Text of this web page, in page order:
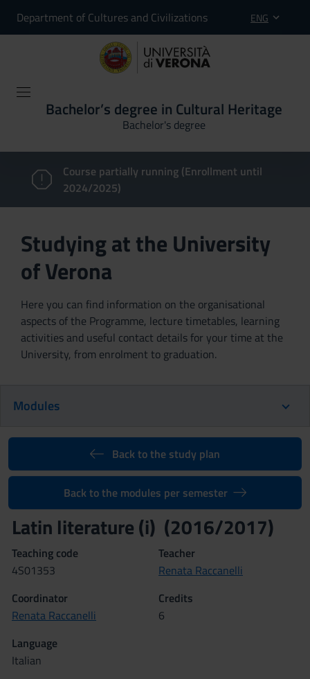
Department of Cultures and Civilizations ENG
Bachelor’s degree in Cultural Heritage
Bachelor's degree
Course partially running (Enrollment until
2024/2025)
Studying at the University
of Verona
Here you can find information on the organisational
aspects of the Programme, lecture timetables, learning
activities and useful contact details for your time at the
University, from enrolment to graduation.
Modules
Back to the study plan
Back to the modules per semester
Latin literature (i) (2016/2017)
Teaching code
4S01353
Teacher
Renata Raccanelli
Coordinator
Renata Raccanelli
Credits
6
Language
Italian